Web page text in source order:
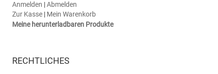
Anmelden |Abmelden
Zur Kasse | Mein Warenkorb
Meine herunterladbaren Produkte
RECHTLICHES